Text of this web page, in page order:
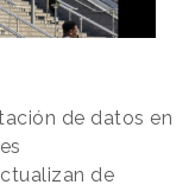
de datos en
de